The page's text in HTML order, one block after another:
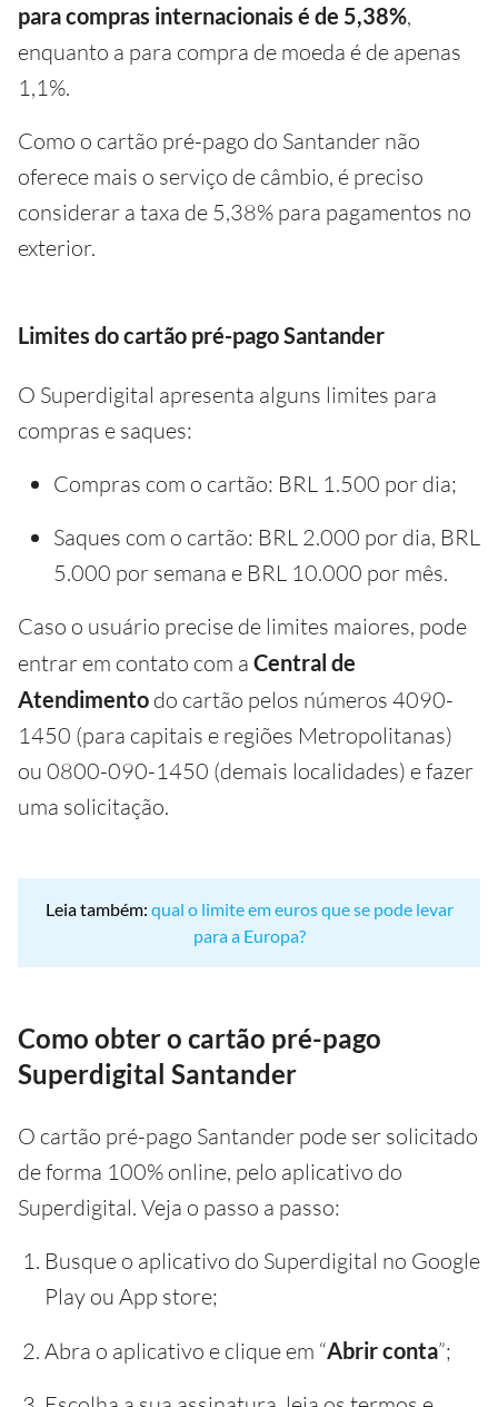
para compras internacionais é de 5,38%,
enquanto a para compra de moeda é de apenas
1,1%.
Como o cartão pré-pago do Santander não
oferece mais o serviço de câmbio, é preciso
considerar a taxa de 5,38% para pagamentos no
exterior.
Limites do cartão pré-pago Santander
O Superdigital apresenta alguns limites para
compras e saques:
Compras com o cartão: BRL 1.500 por dia;
Saques com o cartão: BRL 2.000 por dia, BRL
5.000 por semana e BRL 10.000 por mês.
Caso o usuário precise de limites maiores, pode
entrar em contato com a Central de
Atendimento do cartão pelos números 4090-
1450 (para capitais e regiões Metropolitanas)
ou 0800-090-1450 (demais localidades) e fazer
uma solicitação.
Leia também: qual o limite em euros que se pode levar
para a Europa?
Como obter o cartão pré-pago
Superdigital Santander
O cartão pré-pago Santander pode ser solicitado
de forma 100% online, pelo aplicativo do
Superdigital. Veja o passo a passo:
Busque o aplicativo do Superdigital no Google
Play ou App store;
Abra o aplicativo e clique em “Abrir conta”;